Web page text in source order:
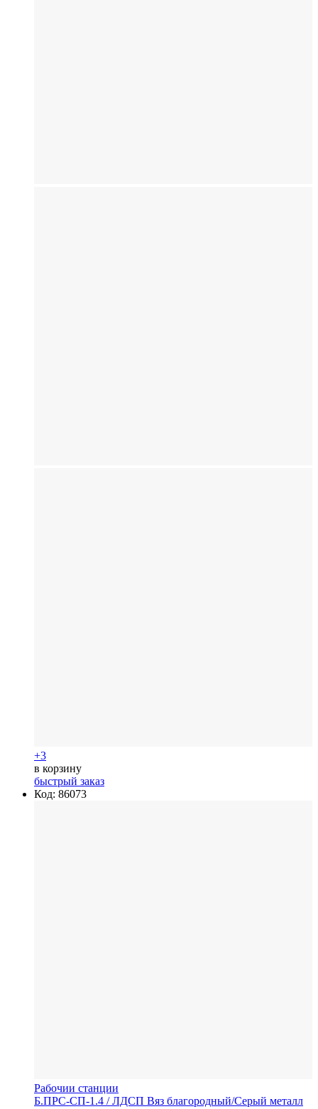
+3
в корзину
быстрый заказ
Код: 86073
Рабочии станции
Б.ПРС-СП-1.4 / ЛДСП Вяз благородный/Серый металл